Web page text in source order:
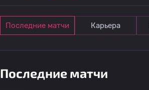
Последние матчи Карьера
Последние матчи